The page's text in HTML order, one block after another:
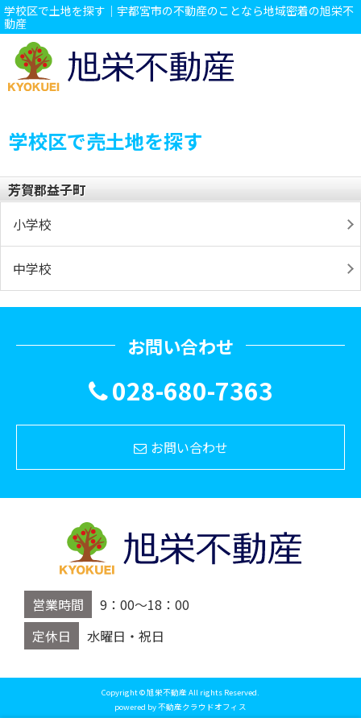
学校区で土地を探す｜宇都宮市の不動産のことなら地域密着の旭栄不
動産
学校区で売土地を探す
芳賀郡益子町
小学校
中学校
お問い合わせ
028-680-7363
お問い合わせ
営業時間
9：00～18：00
定休日
水曜日・祝日
Copyright © 旭栄不動産 All rights Reserved.
powered by 不動産クラウドオフィス